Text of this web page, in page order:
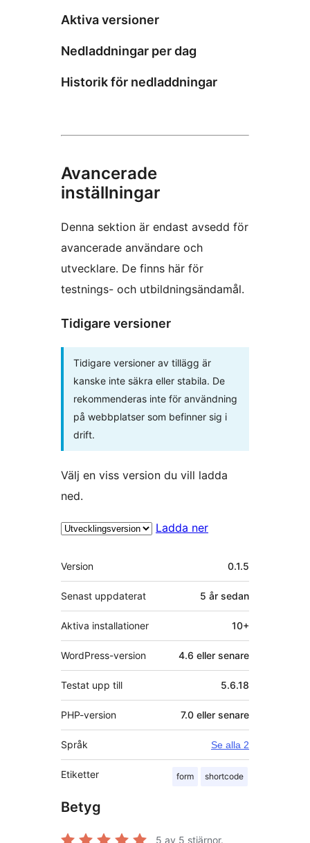
Aktiva versioner
Nedladdningar per dag
Historik för nedladdningar
Avancerade
inställningar
Denna sektion är endast avsedd för
avancerade användare och
utvecklare. De finns här för
testnings- och utbildningsändamål.
Tidigare versioner
Tidigare versioner av tillägg är
kanske inte säkra eller stabila. De
rekommenderas inte för användning
på webbplatser som befinner sig i
drift.
Välj en viss version du vill ladda
ned.
Ladda ner
Meta
Version 0.1.5
Senast uppdaterat 5 år sedan
Aktiva installationer 10+
WordPress-version 4.6 eller senare
Testat upp till 5.6.18
PHP-version 7.0 eller senare
Språk Se alla 2
Etiketter form shortcode
Betyg
5 av 5 stjärnor.